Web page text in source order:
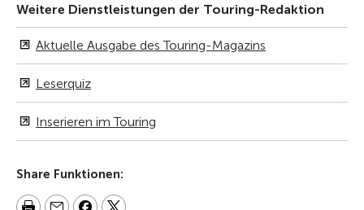
Weitere Dienstleistungen der Touring-Redaktion
Aktuelle Ausgabe des Touring-Magazins
Leserquiz
Inserieren im Touring
Share Funktionen: